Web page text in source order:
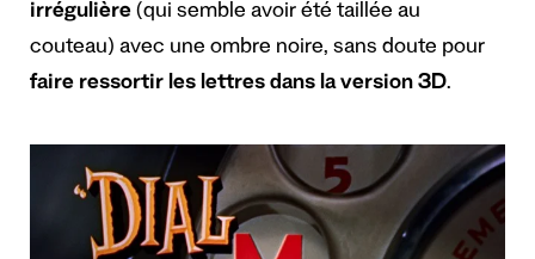
irrégulière (qui semble avoir été taillée au
couteau) avec une ombre noire, sans doute pour
faire ressortir les lettres dans la version 3D.